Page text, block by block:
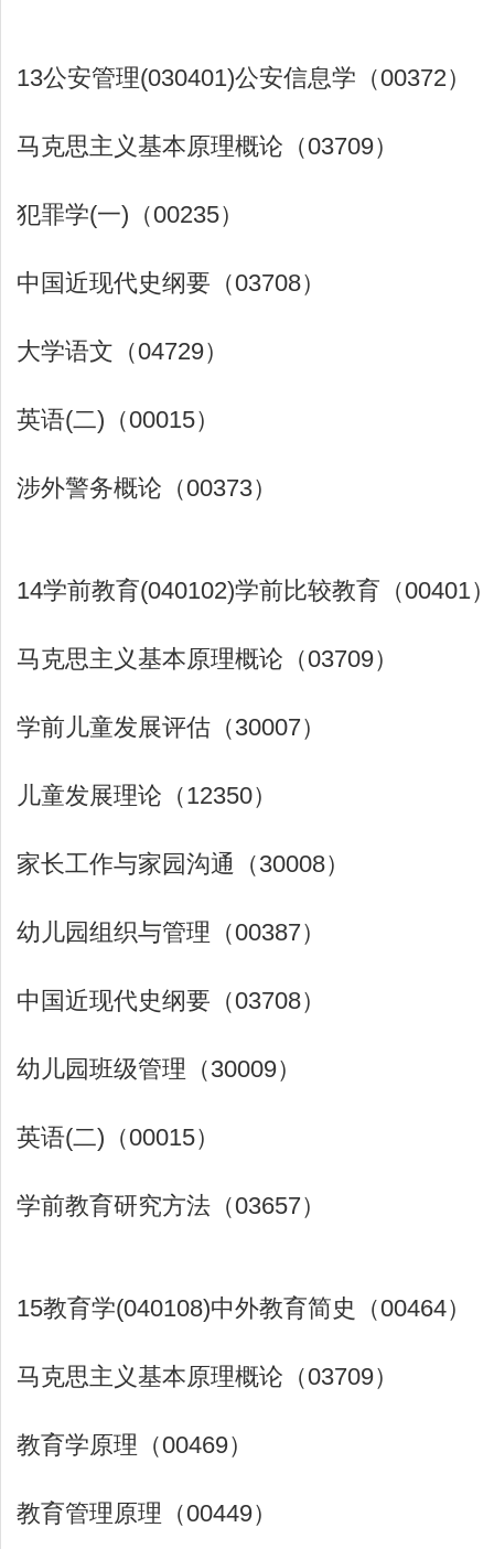
13公安管理(030401)公安信息学（00372）
马克思主义基本原理概论（03709）
犯罪学(一)（00235）
中国近现代史纲要（03708）
大学语文（04729）
英语(二)（00015）
涉外警务概论（00373）
14学前教育(040102)学前比较教育（00401）
马克思主义基本原理概论（03709）
学前儿童发展评估（30007）
儿童发展理论（12350）
家长工作与家园沟通（30008）
幼儿园组织与管理（00387）
中国近现代史纲要（03708）
幼儿园班级管理（30009）
英语(二)（00015）
学前教育研究方法（03657）
15教育学(040108)中外教育简史（00464）
马克思主义基本原理概论（03709）
教育学原理（00469）
教育管理原理（00449）